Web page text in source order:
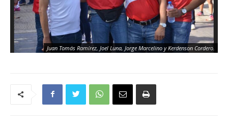
Juan Tomás Ramírez, Joel Luna, Jorge Marcelino y Kerdenson Cordero.